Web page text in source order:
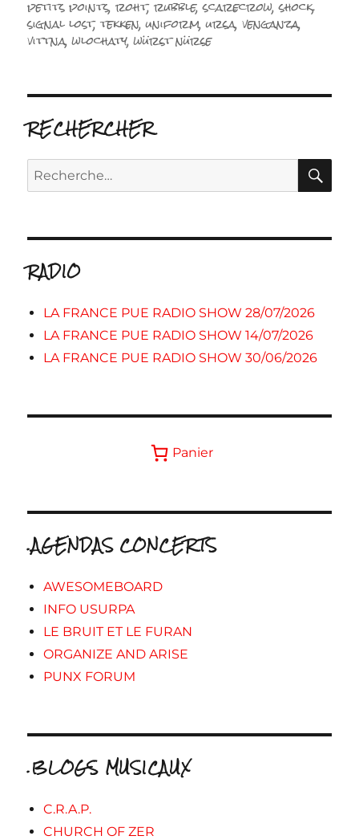
petits points,roht,rubble,scarecrow,shock,
signal lost,tekken,uniform,ursa,venganza,
vittna,wlochaty,würst nürse
RECHERCHER
Recherche
pour :
RADIO
LA FRANCE PUE RADIO SHOW 28/07/2026
LA FRANCE PUE RADIO SHOW 14/07/2026
LA FRANCE PUE RADIO SHOW 30/06/2026
Panier
.AGENDAS CONCERTS
AWESOMEBOARD
INFO USURPA
LE BRUIT ET LE FURAN
ORGANIZE AND ARISE
PUNX FORUM
.BLOGS MUSICAUX
C.R.A.P.
CHURCH OF ZER